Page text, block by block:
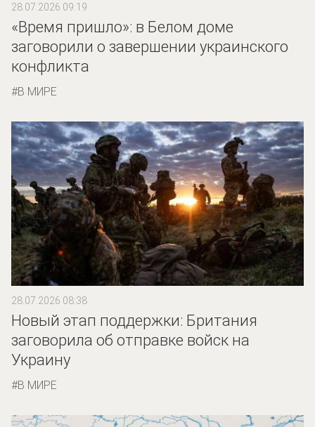
28.07.2026 09:19
«Время пришло»: в Белом доме
заговорили о завершении украинского
конфликта
В МИРЕ
28.07.2026 08:38
Новый этап поддержки: Британия
заговорила об отправке войск на
Украину
В МИРЕ